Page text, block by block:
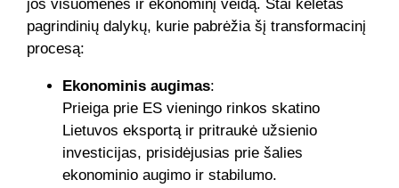
jos visuomenės ir ekonominį veidą. Štai keletas
pagrindinių dalykų, kurie pabrėžia šį transformacinį
procesą:
Ekonominis augimas:
Prieiga prie ES vieningo rinkos skatino
Lietuvos eksportą ir pritraukė užsienio
investicijas, prisidėjusias prie šalies
ekonominio augimo ir stabilumo.